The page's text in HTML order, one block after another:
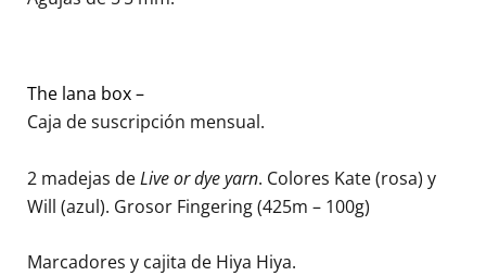
The lana box –
Caja de suscripción mensual.
2 madejas deLive or dye yarn. Colores Kate (rosa) y
Will (azul). Grosor Fingering (425m – 100g)
Marcadores y cajita de Hiya Hiya.